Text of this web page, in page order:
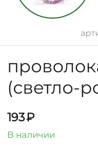
(светло-
193₽
В наличии